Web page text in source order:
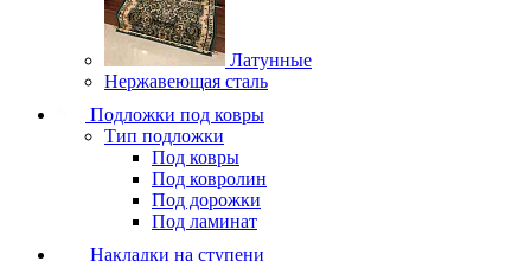
Латунные
Нержавеющая сталь
Подложки под ковры
Тип подложки
Под ковры
Под ковролин
Под дорожки
Под ламинат
Накладки на ступени